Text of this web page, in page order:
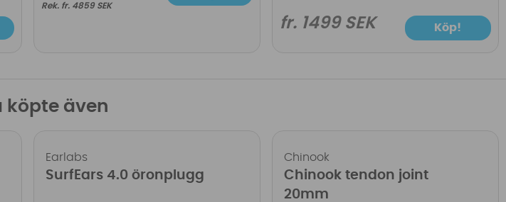
fr. 4859 SEK
fr. 1499 SEK Köp!
köpte även
Earlabs
SurfEars 4.0 öronplugg
Chinook
Chinook tendon joint
20mm